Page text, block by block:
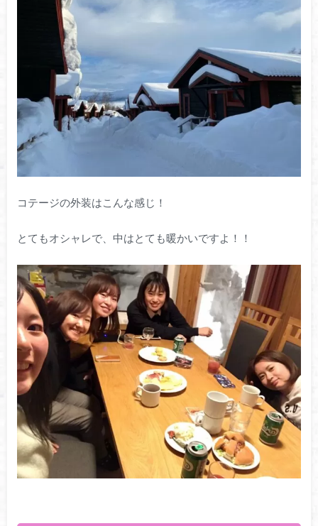
コテージの外装はこんな感じ！
とてもオシャレで、中はとても暖かいですよ！！